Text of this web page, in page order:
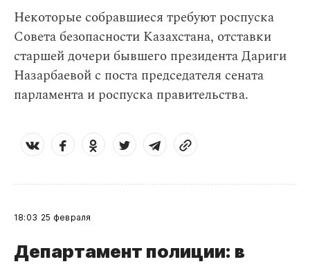
Некоторые собравшиеся требуют роспуска
Совета безопасности Казахстана, отставки
старшей дочери бывшего президента Дариги
Назарбаевой с поста председателя сената
парламента и роспуска правительства.
18:03 25 февраля
Департамент полиции: в